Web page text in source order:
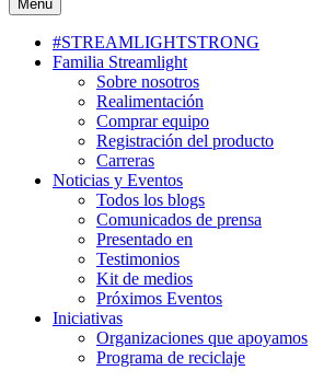
Menu
#STREAMLIGHTSTRONG
Familia Streamlight
Sobre nosotros
Realimentación
Comprar equipo
Registración del producto
Carreras
Noticias y Eventos
Todos los blogs
Comunicados de prensa
Presentado en
Testimonios
Kit de medios
Próximos Eventos
Iniciativas
Organizaciones que apoyamos
Programa de reciclaje